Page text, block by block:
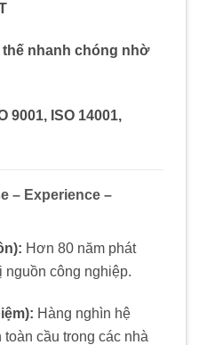
nhanh chóng nhờ
ISO 14001,
– Experience –
Hơn 80 năm phát
nguồn công nghiệp.
Hàng nghìn hệ
cầu trong các nhà